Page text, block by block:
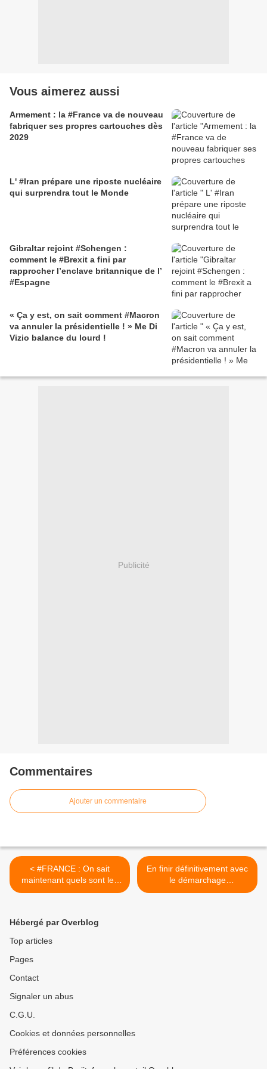
Vous aimerez aussi
Armement : la #France va de nouveau
fabriquer ses propres cartouches dès
2029
L' #Iran prépare une riposte nucléaire
qui surprendra tout le Monde
Gibraltar rejoint #Schengen :
comment le #Brexit a fini par
rapprocher l’enclave britannique de l’
#Espagne
« Ça y est, on sait comment #Macron
va annuler la présidentielle ! » Me Di
Vizio balance du lourd !
Publicité
Commentaires
Ajouter un commentaire
< #FRANCE : On sait
maintenant quels sont les
partis politiques qui payent
voter.
En finir définitivement avec
le démarchage
téléphonique en bloquant
Hébergé par Overblog
Top articles
Pages
Contact
Signaler un abus
C.G.U.
Cookies et données personnelles
Préférences cookies